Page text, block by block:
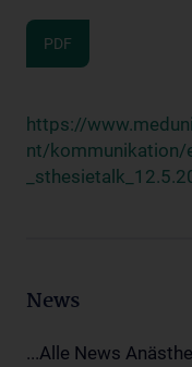
PDF
https://
nt/kommunikation/
News
...Alle News